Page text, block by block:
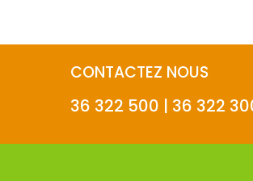
CONTACTEZ NOUS
36 322 500 | 36 322